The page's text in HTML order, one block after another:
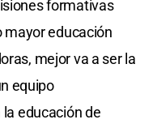
formativas
mayor educación
mejor va a ser la
equipo
educación de